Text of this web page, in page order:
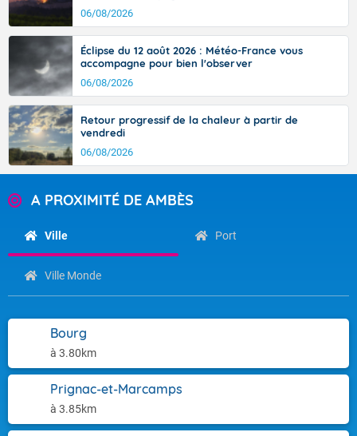
06/08/2026
Éclipse du 12 août 2026 : Météo-France vous
accompagne pour bien l'observer
06/08/2026
Retour progressif de la chaleur à partir de
vendredi
06/08/2026
A PROXIMITÉ DE AMBÈS
Ville Port
Ville Monde
Bourg
à 3.80km
Prignac-et-Marcamps
à 3.85km